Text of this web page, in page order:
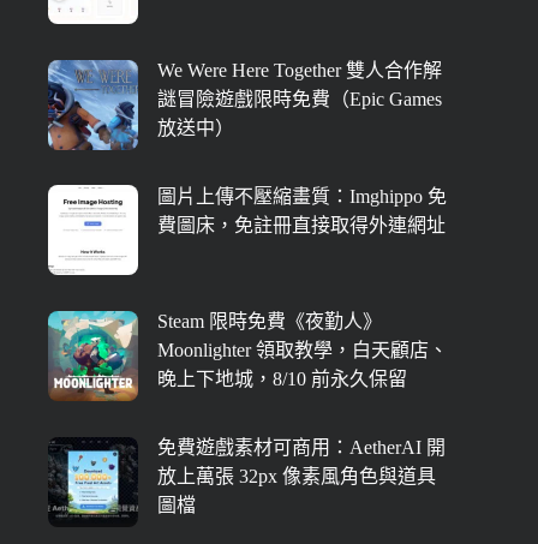
We Were Here Together 雙人合作解
謎冒險遊戲限時免費（Epic Games
放送中）
圖片上傳不壓縮畫質：Imghippo 免
費圖床，免註冊直接取得外連網址
Steam 限時免費《夜勤人》
Moonlighter 領取教學，白天顧店、
晚上下地城，8/10 前永久保留
免費遊戲素材可商用：AetherAI 開
放上萬張 32px 像素風角色與道具
圖檔